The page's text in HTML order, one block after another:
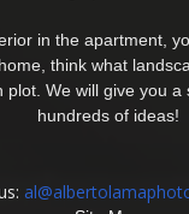
in the apartment,
think what
plot. We will give you a
hundreds of ideas!